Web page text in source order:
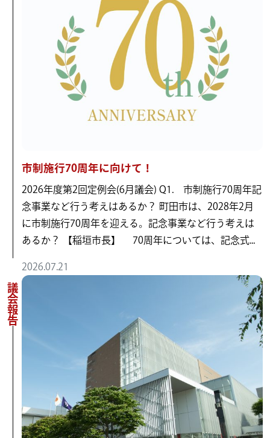
市制施行70周年に向けて！
2026年度第2回定例会(6月議会) Q1. 市制施行70周年記
念事業など行う考えはあるか？ 町田市は、2028年2月
に市制施行70周年を迎える。記念事業など行う考えは
あるか？ 【稲垣市長】 70周年については、記念式...
2026.07.21
議会報告